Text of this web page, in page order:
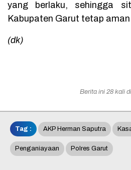
yang berlaku, sehingga
Kabupaten Garut tetap
(dk)
Berita ini 28 kali
Tag : AKP Herman Saputra
Penganiayaan Polres Garut